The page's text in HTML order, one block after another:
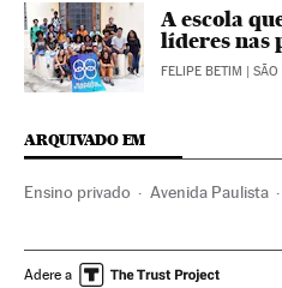
A escola
líderes nas
FELIPE BETIM |
ARQUIVADO EM
Ensino privado Avenida Paulista
Desigualdade social Favelização
Adere a